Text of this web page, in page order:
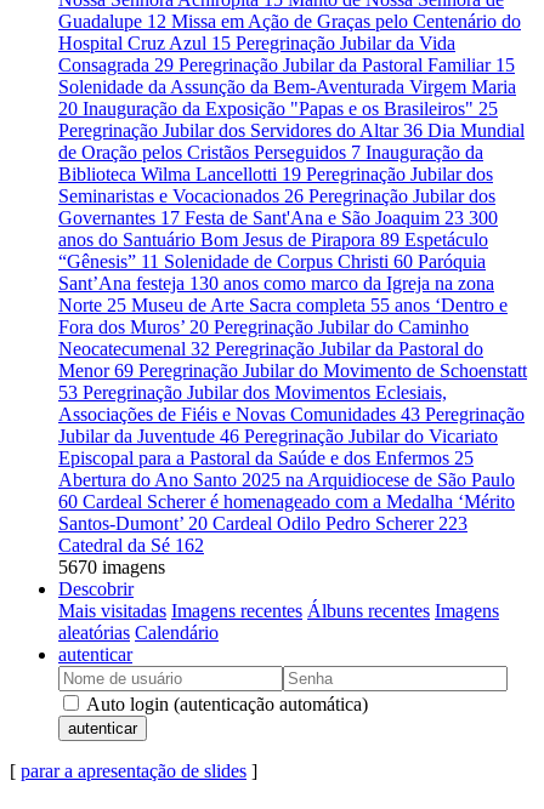
Guadalupe 12 Missa em Ação de Graças pelo Centenário do
Hospital Cruz Azul 15 Peregrinação Jubilar da Vida
Consagrada 29 Peregrinação Jubilar da Pastoral Familiar 15
Solenidade da Assunção da Bem-Aventurada Virgem Maria
20 Inauguração da Exposição "Papas e os Brasileiros" 25
Peregrinação Jubilar dos Servidores do Altar36 Dia Mundial
de Oração pelos Cristãos Perseguidos 7 Inauguração da
Biblioteca Wilma Lancellotti 19 Peregrinação Jubilar dos
Seminaristas e Vocacionados 26 Peregrinação Jubilar dos
Governantes 17 Festa de Sant'Ana e São Joaquim 23 300
anos do Santuário Bom Jesus de Pirapora 89 Espetáculo
“Gênesis” 11 Solenidade de Corpus Christi 60 Paróquia
Sant’Ana festeja 130 anos como marco da Igreja na zona
Norte 25 Museu de Arte Sacra completa 55 anos ‘Dentro e
Fora dos Muros’ 20 Peregrinação Jubilar do Caminho
Neocatecumenal 32 Peregrinação Jubilar da Pastoral do
Menor69 Peregrinação Jubilar do Movimento de Schoenstatt
53 Peregrinação Jubilar dos Movimentos Eclesiais,
Associações de Fiéis e Novas Comunidades 43 Peregrinação
Jubilar da Juventude 46 Peregrinação Jubilar do Vicariato
Episcopal para a Pastoral da Saúde e dos Enfermos 25
Abertura do Ano Santo 2025 na Arquidiocese de São Paulo
60 Cardeal Scherer é homenageado com a Medalha ‘Mérito
Santos-Dumont’ 20 Cardeal Odilo Pedro Scherer 223
Catedral da Sé 162
5670 imagens
Descobrir
Mais visitadas Imagens recentes Álbuns recentes Imagens
aleatórias Calendário
autenticar
Auto login (autenticação automática)
autenticar
[ parar a apresentação de slides ]